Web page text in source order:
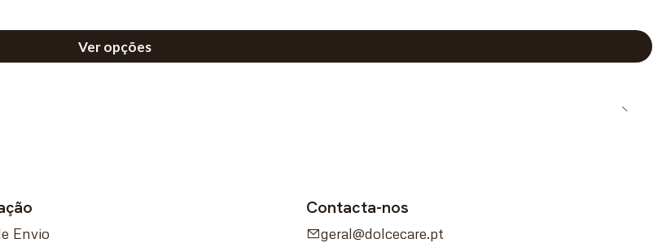
Ver opções
Envio
Contacta-nos
geral@dolcecare.pt